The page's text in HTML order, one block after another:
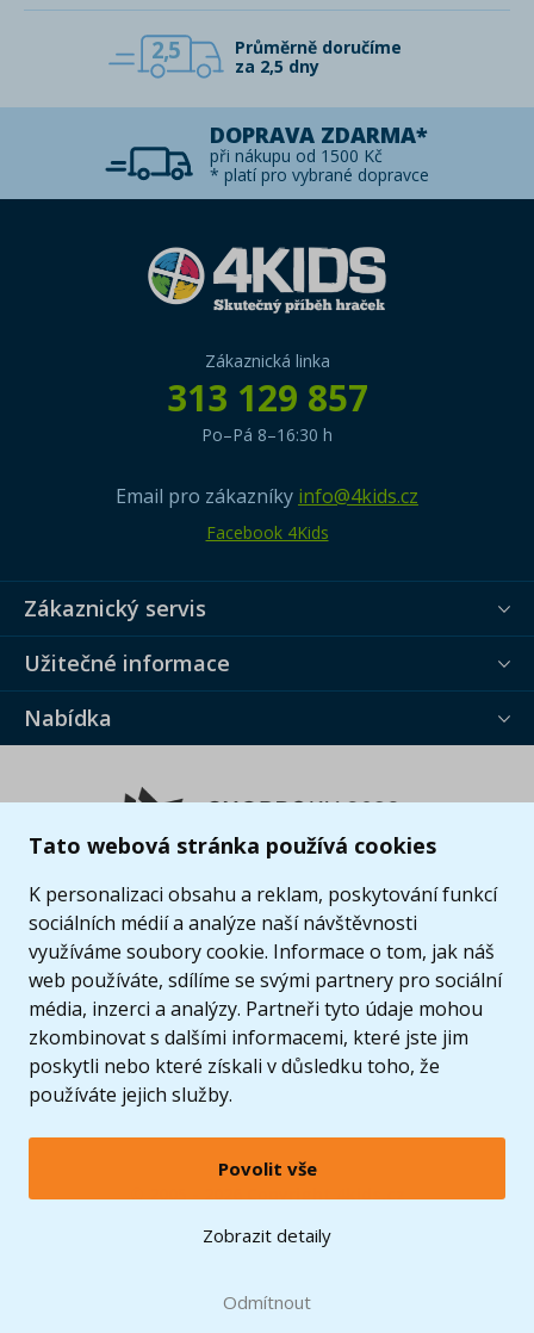
Tato webová stránka používá cookies
K personalizaci obsahu a reklam, poskytování funkcí
sociálních médií a analýze naší návštěvnosti
využíváme soubory cookie. Informace o tom, jak náš
web používáte, sdílíme se svými partnery pro sociální
média, inzerci a analýzy. Partneři tyto údaje mohou
zkombinovat s dalšími informacemi, které jste jim
poskytli nebo které získali v důsledku toho, že
používáte jejich služby.
Povolit vše
Zobrazit detaily
Odmítnout
2,5
Průměrně doručíme
za 2,5 dny
DOPRAVA ZDARMA*
při nákupu od 1500 Kč
* platí pro vybrané dopravce
Zákaznická linka
313 129 857
Po–Pá 8–16:30 h
Email pro zákazníky info@4kids.cz
Facebook 4Kids
Zákaznický servis
Užitečné informace
Nabídka
© 2005 - 2026 Copyright 4kids.cz
LEGO, logo LEGO a minifigurka jsou ochrannými známkami společnosti LEGO Group. ©
2024 The LEGO Group.
Zobrazit verzi pro desktop
při nákupu od